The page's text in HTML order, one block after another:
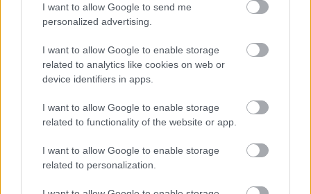
I want to allow Google to send me
personalized advertising.
I want to allow Google to enable storage
related to analytics like cookies on web or
device identifiers in apps.
I want to allow Google to enable storage
related to functionality of the website or app.
I want to allow Google to enable storage
related to personalization.
És akinek nem Java-s a telefonja, az most lemaradt
erről. Ez kétféle ember lehet: az egyik, akinek túl
olcsó/régi a telefonja, a másik akinek iPhone-ja van.
Manyizga (törölt)
17 éve
Screenshot+photoshop? LOL.